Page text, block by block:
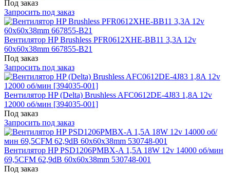
Под заказ
Запросить под заказ
Вентилятор HP Brushless PFR0612XHE-BB11 3,3A 12v
60x60x38mm 667855-B21
Под заказ
Запросить под заказ
Вентилятор HP (Delta) Brushless AFC0612DE-4J83 1,8A 12v
12000 об/мин [394035-001]
Под заказ
Запросить под заказ
Вентилятор HP PSD1206PMBX-A 1,5A 18W 12v 14000 об/мин
69,5CFM 62,9dB 60x60x38mm 530748-001
Под заказ